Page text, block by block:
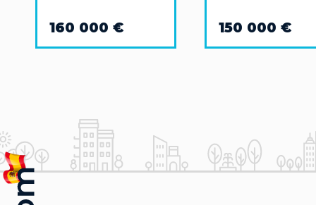
160 000 €
Ориуэла-Коста
недалеко от
150 000 €